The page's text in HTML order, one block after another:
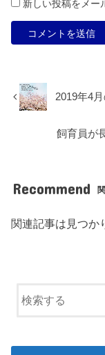
新しい投稿をメー
2019年4
飼育員が
Recommend
関連記事は見つか